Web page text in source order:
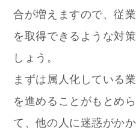
合が増えますので、従
を取得できるような対
しょう。
まずは属人化している
を進めることがもとめら
て、他の人に迷惑がか